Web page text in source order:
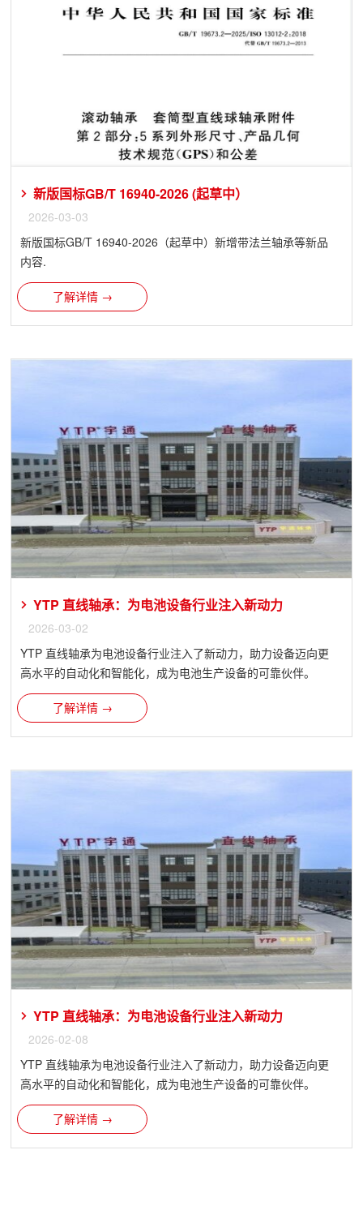
新版国标GB/T 16940-2026 (起草中）
2026-03-03
新版国标GB/T 16940-2026（起草中）新增带法兰轴承等新品
内容.
了解详情 →
YTP 直线轴承：为电池设备行业注入新动力
2026-03-02
YTP 直线轴承为电池设备行业注入了新动力，助力设备迈向更
高水平的自动化和智能化，成为电池生产设备的可靠伙伴。
了解详情 →
YTP 直线轴承：为电池设备行业注入新动力
2026-02-08
YTP 直线轴承为电池设备行业注入了新动力，助力设备迈向更
高水平的自动化和智能化，成为电池生产设备的可靠伙伴。
了解详情 →